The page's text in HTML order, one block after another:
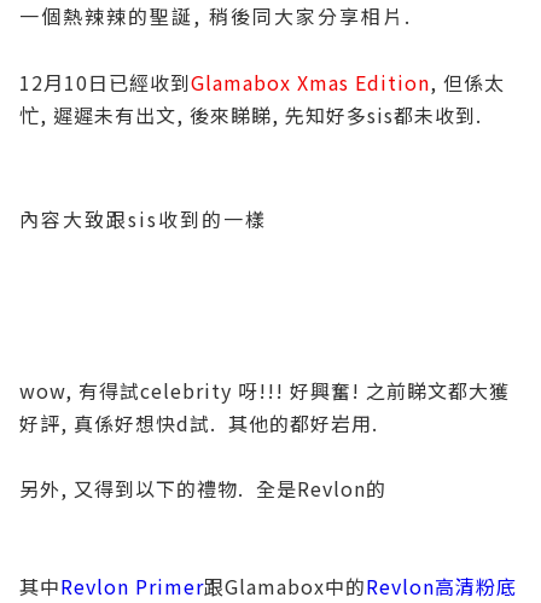
一個熱辣辣的聖誕, 稍後同大家分享相片.
12月10日已經收到Glamabox Xmas Edition, 但係太
忙, 遲遲未有出文, 後來睇睇, 先知好多sis都未收到.
內容大致跟sis收到的一樣
wow, 有得試celebrity 呀!!! 好興奮! 之前睇文都大獲
好評, 真係好想快d試. 其他的都好岩用.
另外, 又得到以下的禮物. 全是Revlon的
其中Revlon Primer跟Glamabox中的Revlon高清粉底